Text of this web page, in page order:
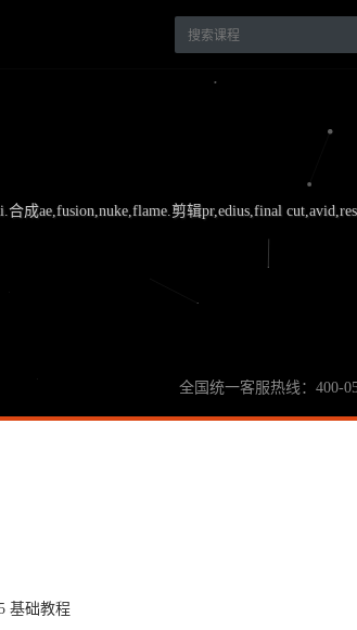
成ae,fusion,nuke,flame.剪辑pr,edius,final
全国统一客服热线：400-